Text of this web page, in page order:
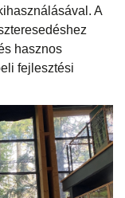
A
hasznos
fejlesztési